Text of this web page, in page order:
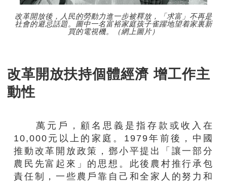
改革開放後，人民的勞動力進一步被釋放，「求富」不再是
社會的避忌話題。圖中一名富裕家庭孩子雀躍地望着家裏新
買的電視機。（網上圖片）
改革開放扶持個體經濟 增工作主
動性
萬元戶，顧名思義是指存款或收入在
10,000元以上的家庭。1979年前後，中國
推動改革開放政策，鄧小平提出「讓一部分
農民先富起來」的思想。此後農村推行承包
責任制，一些農戶靠自己和全家人的努力和